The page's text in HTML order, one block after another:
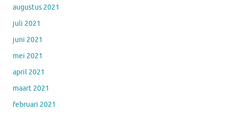
augustus 2021
juli 2021
juni 2021
mei 2021
april 2021
maart 2021
februari 2021